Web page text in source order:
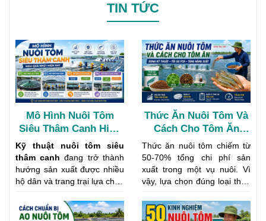
TIN TỨC
Mô Hình Nuôi Tôm
Siêu Thâm Canh Hiệu
Quả Nhất: 4 Giải pháp
nên đầu tư
Kỹ thuật nuôi tôm siêu
thâm canh đang trở thành
hướng sản xuất được nhiều
hộ dân và trang trại lựa chọn
trên cùng diện tích đất. Thay
vì phụ thuộc nhiều vào điều
Thức Ăn Nuôi Tôm Và
Cách Cho Tôm Ăn
Đúng Kỹ Thuật Giúp
Tăng Năng Suất
Thức ăn nuôi tôm chiếm từ
50-70% tổng chi phí sản
xuất trong một vụ nuôi. Vì
vậy, lựa chọn đúng loại thức
ăn khoa học sẽ giúp tôm
tăng trưởng nhanh, giảm